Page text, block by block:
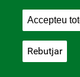
Mútua
Accepteu
Rebutjar